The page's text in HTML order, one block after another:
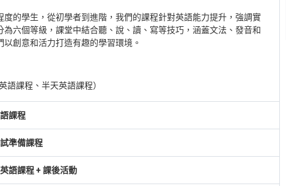
度的學生，從初學者到進階，我們的課程針對英語能力提升，強調實
為六個等級，課堂中結合聽、說、讀、寫等技巧，涵蓋文法、發音和
以創意和活力打造有趣的學習環境。
語課程、半天英語課程）
課程
準備課程
語課程 + 課後活動